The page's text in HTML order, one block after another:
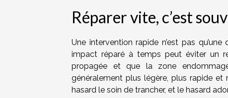
Réparer vite, c’est
Une intervention rapide n’est pas
impact réparé à temps peut éviter un
propagée et que la zone
généralement plus légère, plus rapide et
hasard le soin de trancher, et le hasard